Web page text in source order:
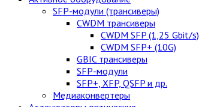
SFP-модули (трансиверы)
CWDM трансиверы
CWDM SFP (1,25 Gbit/s)
CWDM SFP+ (10G)
GBIC трансиверы
SFP-модули
SFP+, XFP, QSFP и др.
Медиаконвертеры